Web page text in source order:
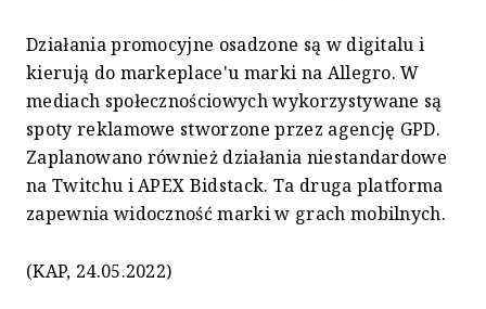
Działania promocyjne osadzone są w digitalu i
kierują do markeplace'u marki na Allegro. W
mediach społecznościowych wykorzystywane są
spoty reklamowe stworzone przez agencję GPD.
Zaplanowano również działania niestandardowe
na Twitchu i APEX Bidstack. Ta druga platforma
zapewnia widoczność marki w grach mobilnych.
(KAP, 24.05.2022)